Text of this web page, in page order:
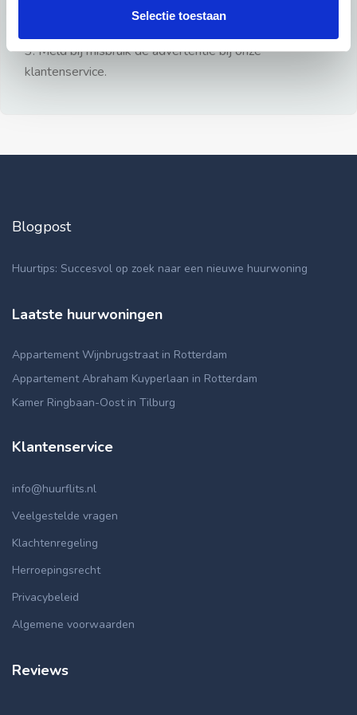
Selectie toestaan
3: Meld bij misbruik de advertentie bij onze
klantenservice.
Blogpost
Huurtips: Succesvol op zoek naar een nieuwe huurwoning
Laatste huurwoningen
Appartement Wijnbrugstraat in Rotterdam
Appartement Abraham Kuyperlaan in Rotterdam
Kamer Ringbaan-Oost in Tilburg
Klantenservice
info@huurflits.nl
Veelgestelde vragen
Klachtenregeling
Herroepingsrecht
Privacybeleid
Algemene voorwaarden
Reviews